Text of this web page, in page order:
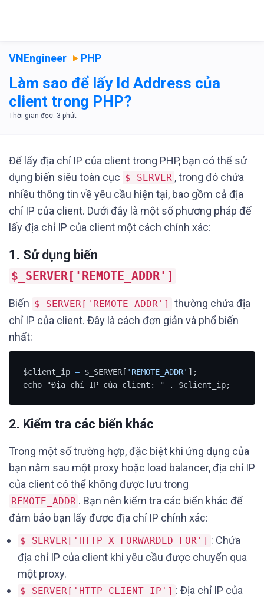
VNEngineer PHP
Làm sao để lấy Id Address của
client trong PHP?
Để lấy địa chỉ IP của client trong PHP, bạn có thể sử
dụng biến siêu toàn cục $_SERVER , trong đó chứa
nhiều thông tin về yêu cầu hiện tại, bao gồm cả địa
chỉ IP của client. Dưới đây là một số phương pháp để
lấy địa chỉ IP của client một cách chính xác:
1. Sử dụng biến
$_SERVER['REMOTE_ADDR']
Biến $_SERVER['REMOTE_ADDR']
thường chứa địa
chỉ IP của client. Đây là cách đơn giản và phổ biến
nhất:
$client_ip = $_SERVER[ 'REMOTE_ADDR' ];
echo "Địa chỉ IP của client: " . $client_ip;
2. Kiểm tra các biến khác
Trong một số trường hợp, đặc biệt khi ứng dụng của
bạn nằm sau một proxy hoặc load balancer, địa chỉ IP
của client có thể không được lưu trong
REMOTE_ADDR . Bạn nên kiểm tra các biến khác để
đảm bảo bạn lấy được địa chỉ IP chính xác:
$_SERVER['HTTP_X_FORWARDED_FOR'] : Chứa
địa chỉ IP của client khi yêu cầu được chuyển qua
một proxy.
$_SERVER['HTTP_CLIENT_IP'] : Địa chỉ IP của